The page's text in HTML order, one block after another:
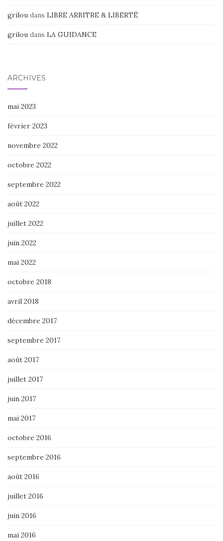
grilou dans LIBRE ARBITRE & LIBERTÉ
grilou dans LA GUIDANCE
ARCHIVES
mai 2023
février 2023
novembre 2022
octobre 2022
septembre 2022
août 2022
juillet 2022
juin 2022
mai 2022
octobre 2018
avril 2018
décembre 2017
septembre 2017
août 2017
juillet 2017
juin 2017
mai 2017
octobre 2016
septembre 2016
août 2016
juillet 2016
juin 2016
mai 2016